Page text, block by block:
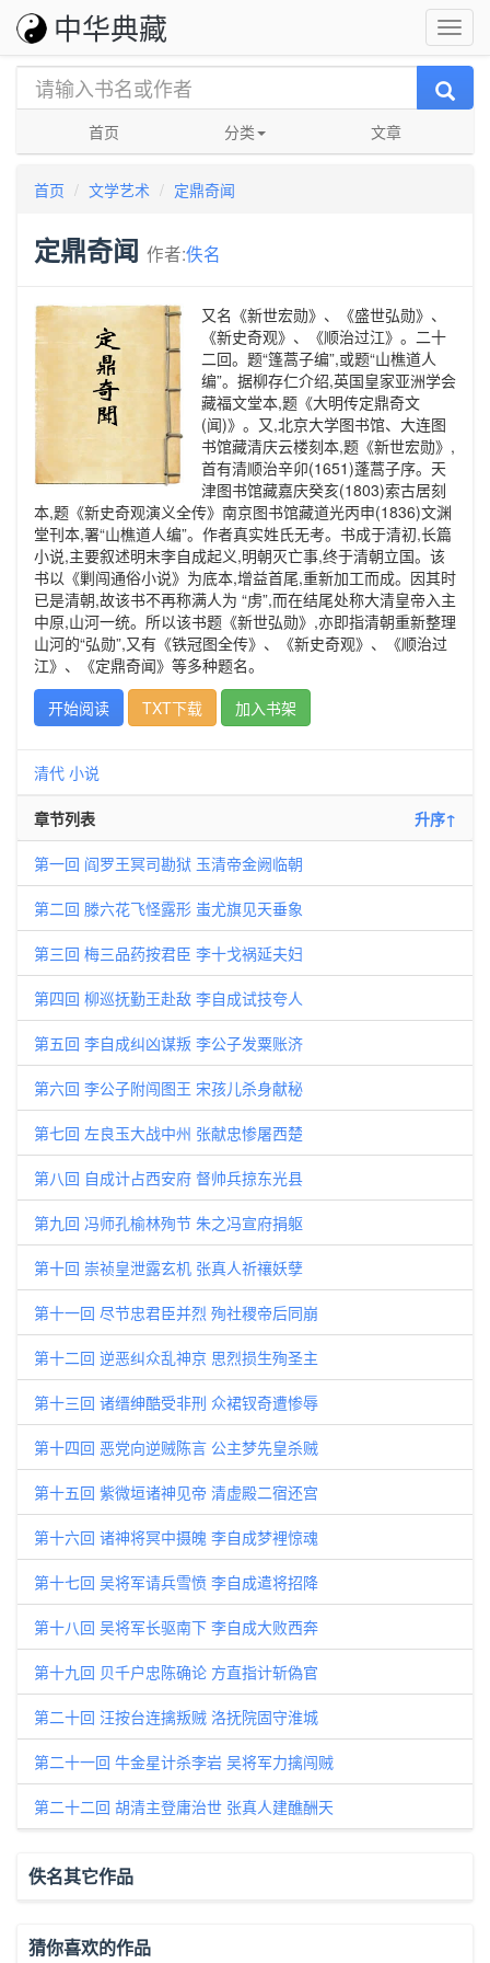
中华典藏
首页 分类 文章
首页 文学艺术 定鼎奇闻
定鼎奇闻 作者:佚名
又名《新世宏勋》、《盛世弘勋》、
《新史奇观》、《顺治过江》。二十
二回。题“篷蒿子编”,或题“山樵道人
编”。据柳存仁介绍,英国皇家亚洲学会
藏福文堂本,题《大明传定鼎奇文
(闻)》。又,北京大学图书馆、大连图
书馆藏清庆云楼刻本,题《新世宏勋》,
首有清顺治辛卯(1651)蓬蒿子序。天
津图书馆藏嘉庆癸亥(1803)索古居刻
本,题《新史奇观演义全传》南京图书馆藏道光丙申(1836)文渊
堂刊本,署“山樵道人编”。作者真实姓氏无考。书成于清初,长篇
小说,主要叙述明末李自成起义,明朝灭亡事,终于清朝立国。该
书以《剿闯通俗小说》为底本,增益首尾,重新加工而成。因其时
已是清朝,故该书不再称满人为 “虏”,而在结尾处称大清皇帝入主
中原,山河一统。所以该书题《新世弘勋》,亦即指清朝重新整理
山河的“弘勋”,又有《铁冠图全传》、《新史奇观》、《顺治过
江》、《定鼎奇闻》等多种题名。
开始阅读
TXT下载 加入书架
清代 小说
章节列表 升序↑
第一回 阎罗王冥司勘狱 玉清帝金阙临朝
第二回 滕六花飞怪露形 蚩尤旗见天垂象
第三回 梅三品药按君臣 李十戈祸延夫妇
第四回 柳巡抚勤王赴敌 李自成试技夸人
第五回 李自成纠凶谋叛 李公子发粟账济
第六回 李公子附闯图王 宋孩儿杀身献秘
第七回 左良玉大战中州 张献忠惨屠西楚
第八回 自成计占西安府 督帅兵掠东光县
第九回 冯师孔榆林殉节 朱之冯宣府捐躯
第十回 崇祯皇泄露玄机 张真人祈禳妖孽
第十一回 尽节忠君臣并烈 殉社稷帝后同崩
第十二回 逆恶纠众乱神京 思烈损生殉圣主
第十三回 诸缙绅酷受非刑 众裙钗奇遭惨辱
第十四回 恶党向逆贼陈言 公主梦先皇杀贼
第十五回 紫微垣诸神见帝 清虚殿二宿还宫
第十六回 诸神将冥中摄魄 李自成梦裡惊魂
第十七回 吴将军请兵雪愤 李自成遣将招降
第十八回 吴将军长驱南下 李自成大败西奔
第十九回 贝千户忠陈确论 方直指计斩偽官
第二十回 汪按台连擒叛贼 洛抚院固守淮城
第二十一回 牛金星计杀李岩 吴将军力擒闯贼
第二十二回 胡清主登庸治世 张真人建醮酬天
佚名其它作品
猜你喜欢的作品